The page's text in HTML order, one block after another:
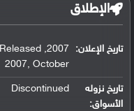
الإطلاق
تاريخ الإعلان: 2007
,
2007, October
تاريخ نزوله
الأسواق:
Discontinued